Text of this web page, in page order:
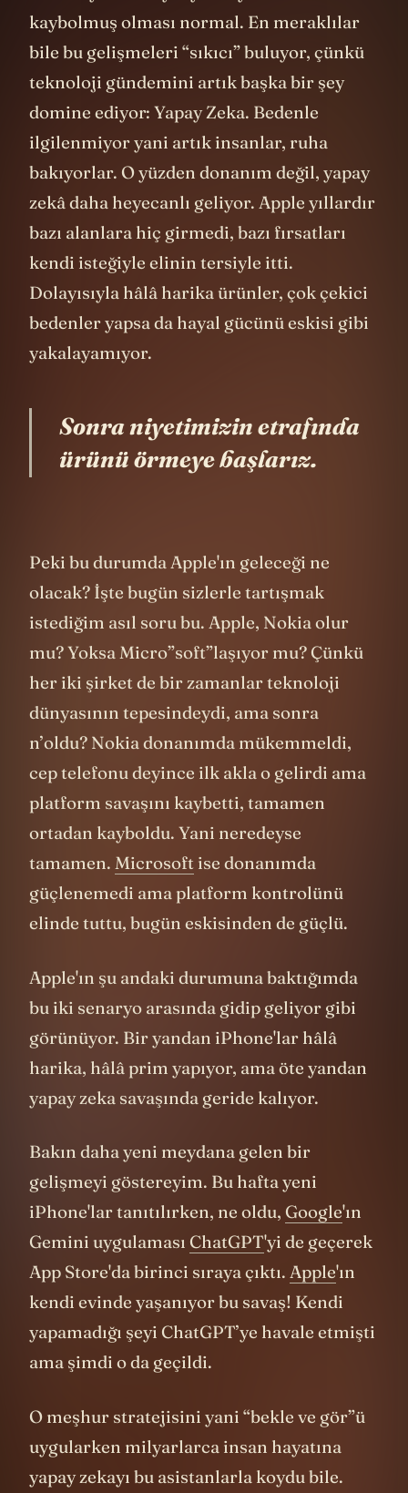
kalabiliyor. Dolayısıyla heyecanın
kaybolmuş olması normal. En meraklılar
bile bu gelişmeleri “sıkıcı” buluyor, çünkü
teknoloji gündemini artık başka bir şey
domine ediyor: Yapay Zeka. Bedenle
ilgilenmiyor yani artık insanlar, ruha
bakıyorlar. O yüzden donanım değil, yapay
zekâ daha heyecanlı geliyor. Apple yıllardır
bazı alanlara hiç girmedi, bazı fırsatları
kendi isteğiyle elinin tersiyle itti.
Dolayısıyla hâlâ harika ürünler, çok çekici
bedenler yapsa da hayal gücünü eskisi gibi
Sonra niyetimizin etrafında
Peki bu durumda Apple'ın geleceği ne
olacak? İşte bugün sizlerle tartışmak
istediğim asıl soru bu. Apple, Nokia olur
mu? Yoksa Micro”soft”laşıyor mu? Çünkü
her iki şirket de bir zamanlar teknoloji
dünyasının tepesindeydi, ama sonra
n’oldu? Nokia donanımda mükemmeldi,
cep telefonu deyince ilk akla o gelirdi ama
platform savaşını kaybetti, tamamen
ortadan kayboldu. Yani neredeyse
tamamen.Microsoftise donanımda
güçlenemedi ama platform kontrolünü
Apple'ın şu andaki durumuna baktığımda
bu iki senaryo arasında gidip geliyor gibi
görünüyor. Bir yandan iPhone'lar hâlâ
harika, hâlâ prim yapıyor, ama öte yandan
Bakın daha yeni meydana gelen bir
gelişmeyi göstereyim. Bu hafta yeni
iPhone'lar tanıtılırken, ne oldu, Google'ın
Gemini uygulaması ChatGPT'yi de geçerek
App Store'da birinci sıraya çıktı.Apple'ın
kendi evinde yaşanıyor bu savaş! Kendi
yapamadığı şeyi ChatGPT’ye havale etmişti
O meşhur stratejisini yani “bekle ve gör”ü
uygularken milyarlarca insan hayatına